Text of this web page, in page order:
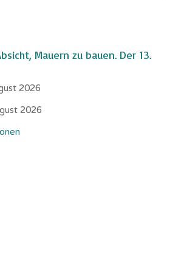
Mauern zu bauen. Der 13.
2026
2026